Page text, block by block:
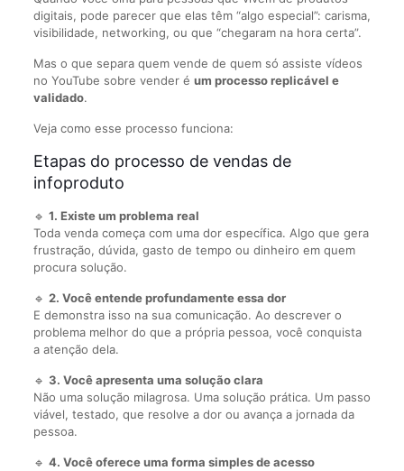
digitais, pode parecer que elas têm “algo especial”: carisma,
visibilidade, networking, ou que “chegaram na hora certa”.
Mas o que separa quem vende de quem só assiste vídeos
no YouTube sobre vender é um processo replicável e
validado.
Veja como esse processo funciona:
Etapas do processo de vendas de
infoproduto
🔹 1. Existe um problema real
Toda venda começa com uma dor específica. Algo que gera
frustração, dúvida, gasto de tempo ou dinheiro em quem
procura solução.
🔹 2. Você entende profundamente essa dor
E demonstra isso na sua comunicação. Ao descrever o
problema melhor do que a própria pessoa, você conquista
a atenção dela.
🔹 3. Você apresenta uma solução clara
Não uma solução milagrosa. Uma solução prática. Um passo
viável, testado, que resolve a dor ou avança a jornada da
pessoa.
🔹 4. Você oferece uma forma simples de acesso